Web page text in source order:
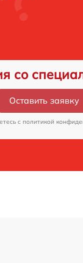
со
Оставить заявку
c политикой